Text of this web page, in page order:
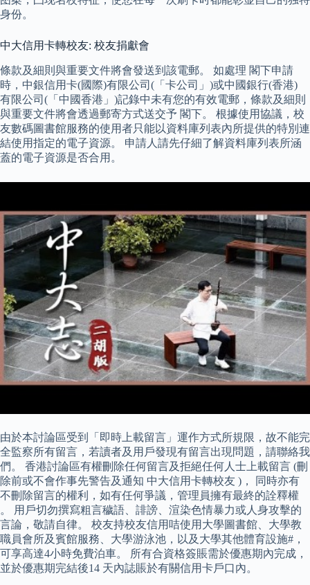
身份。
中大信用卡轉校友: 校友捐獻會
條款及細則與重要文件將會發送到該電郵。 如處理 閣下申請
時，中銀信用卡(國際)有限公司(「卡公司」)或中國銀行(香港)
有限公司(「中國香港」)記錄中未有您的有效電郵，條款及細則
與重要文件將會透過郵寄方式送交予 閣下。 根據使用協議，校
友數碼圖書館服務的使用者只能以資料庫列表內所提供的特別連
結使用指定的電子資源。 申請人請先仔細了解資料庫列表所涵
蓋的電子資源是否合用。
由於本討論區受到「即時上載留言」運作方式所規限，故不能完
全監察所有留言，若讀者及用戶發現有留言出現問題，請聯絡我
們。 香港討論區有權刪除任何留言及拒絕任何人士上載留言 (刪
除前或不會作事先警告及通知 中大信用卡轉校友 )， 同時亦有
不刪除留言的權利，如有任何爭議，管理員擁有最終的詮釋權
。 用戶切勿撰寫粗言穢語、誹謗、渲染色情暴力或人身攻擊的
言論，敬請自律。 校友持校友信用咭使用大學圖書館、大學教
職員會所及賓館服務、大學游泳池，以及大學其他體育設施#，
可享高達4小時免費泊車。 所有合資格簽賬需於優惠期內完成，
並於優惠期完結後14 天內誌賬於有關信用卡戶口內。